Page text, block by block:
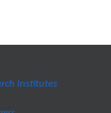
Institutes